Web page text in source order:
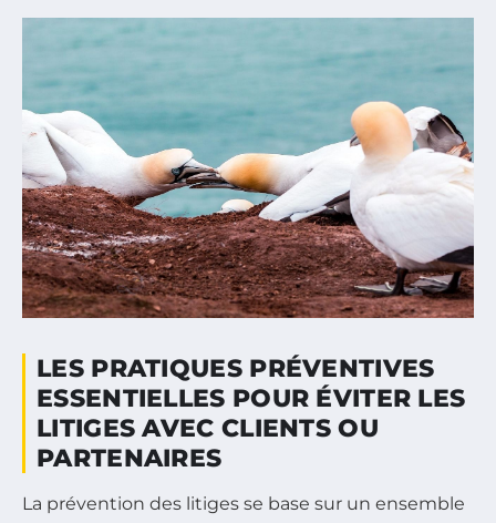
LES PRATIQUES PRÉVENTIVES
ESSENTIELLES POUR ÉVITER LES
LITIGES AVEC CLIENTS OU
PARTENAIRES
La prévention des litiges se base sur un ensemble